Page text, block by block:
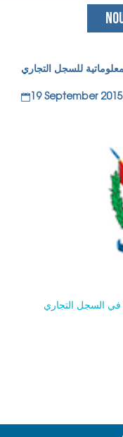
للسجل التجاري
19 September 2015
في السجل التجاري